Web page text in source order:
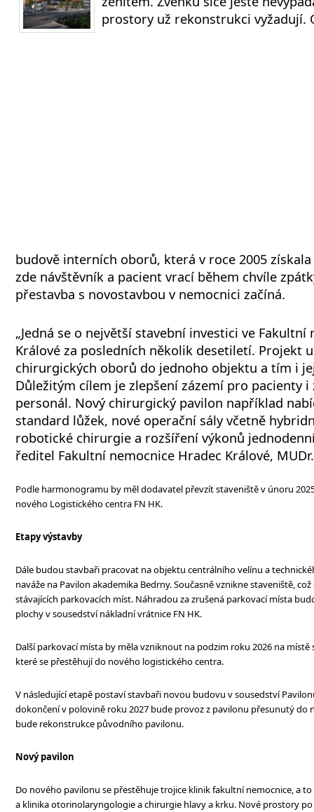
prostory už rekonstrukci vyžadují.
budově interních oborů, která v roce 2005
zde návštěvník a pacient vrací během chvíle
přestavba s novostavbou v nemocnici začíná.
„Jedná se o největší stavební investici ve
Králové za posledních několik desetiletí. Projekt
chirurgických oborů do jednoho objektu a tím i
Důležitým cílem je zlepšení zázemí pro pacienty
personál. Nový chirurgický pavilon například
standard lůžek, nové operační sály včetně
robotické chirurgie a rozšíření výkonů
ředitel Fakultní nemocnice Hradec Králové,
Podle harmonogramu by měl dodavatel převzít staveniště v únoru
nového Logistického centra FN HK.
Etapy výstavby
Dále budou stavbaři pracovat na objektu centrálního velínu a
naváže na Pavilon akademika Bedrny. Současně vznikne staveniště,
stávajících parkovacích míst. Náhradou za zrušená parkovací místa
plochy v sousedství nákladní vrátnice FN HK.
Další parkovací místa by měla vzniknout na podzim roku 2026 na místě
které se přestěhují do nového logistického centra.
V následující etapě postaví stavbaři novou budovu v sousedství
dokončení v polovině roku 2027 bude provoz z pavilonu přesunutý do
bude rekonstrukce původního pavilonu.
Nový pavilon
Do nového pavilonu se přestěhuje trojice klinik fakultní nemocnice, a
a klinika otorinolaryngologie a chirurgie hlavy a krku. Nové prostory